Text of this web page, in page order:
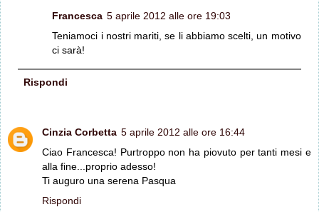
Francesca 5 aprile 2012 alle ore 19:03
Teniamoci i nostri mariti, se li abbiamo scelti, un motivo
ci sarà!
Rispondi
Cinzia Corbetta 5 aprile 2012 alle ore 16:44
Ciao Francesca! Purtroppo non ha piovuto per tanti mesi e
alla fine...proprio adesso!
Ti auguro una serena Pasqua
Rispondi